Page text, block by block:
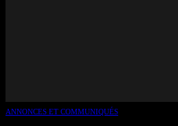
ANNONCES ET COMMUNIQUÉS